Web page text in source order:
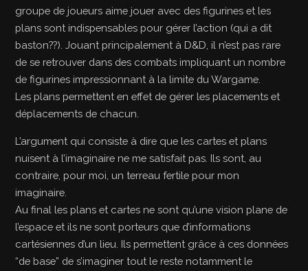
groupe de joueurs aime jouer avec des figurines et les
plans sont indispensables pour gérer l’action (qui a dit
baston??). Jouant principalement à D&D, il n’est pas rare
de se retrouver dans des combats impliquant un nombre
de figurines impressionnant à la limite du Wargame.
Les plans permettent en effet de gérer les placements et
déplacements de chacun.
L’argument qui consiste à dire que les cartes et plans
nuisent à l’imaginaire ne me satisfait pas. Ils sont, au
contraire, pour moi, un terreau fertile pour mon
imaginaire.
Au final les plans et cartes ne sont qu’une vision plane de
l’espace et ils ne sont porteurs que d’informations
cartésiennes d’un lieu. Ils permettent grâce à ces données
“de base” de s’imaginer tout le reste notamment le